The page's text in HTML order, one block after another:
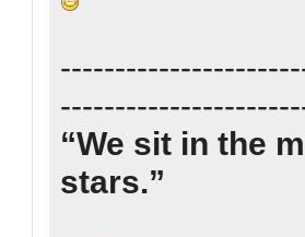
“We sit in the
stars.”